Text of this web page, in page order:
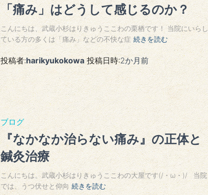
「痛み」はどうして感じるのか？
こんにちは、武蔵小杉はりきゅうここわの栗栖です！ 当院にいらし
ている方の多くは「痛み」などの不快な症 続きを読む
投稿者:harikyukokowa投稿日時:2か月前
ブログ
『なかなか治らない痛み』の正体と
鍼灸治療
こんにちは。武蔵小杉はりきゅうここわの大屋です(/・ω・)/ 当院
では、うつ伏せと仰向 続きを読む